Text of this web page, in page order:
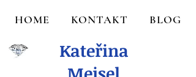
HOME KONTAKT BLOG
Kateřina